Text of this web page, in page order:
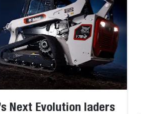
Next Evolution laders